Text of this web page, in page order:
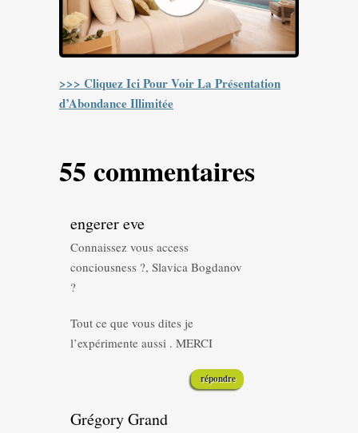
>>> Cliquez Ici Pour Voir La Présentation
d’Abondance Illimitée
55 commentaires
engerer eve
Connaissez vous access
conciousness ?, Slavica Bogdanov
?
Tout ce que vous dites je
l’expérimente aussi . MERCI
répondre
Grégory Grand